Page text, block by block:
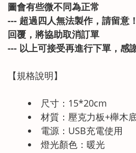
圖會有些微不同為正常
--- 超過四人無法製作，請留意
回覆，將協助取消訂單
--- 以上可接受再進行下單，感
【規格說明】
尺寸：15*20cm
材質：壓克力板+櫸木
電源：USB充電使用
燈光顏色：暖光